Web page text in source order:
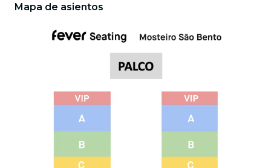
Mapa de asientos